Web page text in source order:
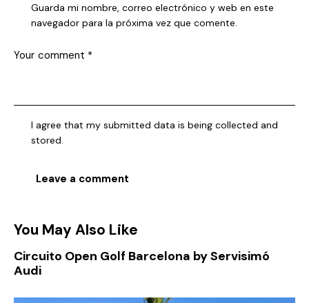
Guarda mi nombre, correo electrónico y web en este
navegador para la próxima vez que comente.
I agree that my submitted data is being collected and
stored.
You May Also Like
Circuito Open Golf Barcelona by Servisimó
Audi